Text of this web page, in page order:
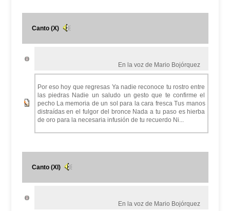
Canto (X)
En la voz de Mario Bojórquez
Por eso hoy que regresas Ya nadie reconoce tu rostro entre
las piedras Nadie un saludo un gesto que te confirme el
pecho La memoria de un sol para la cara fresca Tus manos
distraídas en el fulgor del bronce Nada a tu paso es hierba
de oro para la necesaria infusión de tu recuerdo Ni...
Canto (XI)
En la voz de Mario Bojórquez